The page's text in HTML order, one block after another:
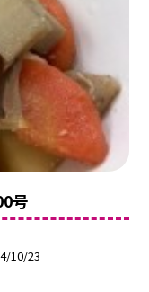
号
10/23